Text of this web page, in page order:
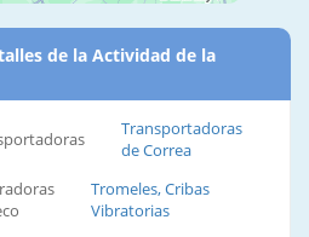
de la Actividad de la
Transportadoras
de Correa
Tromeles, Cribas
Vibratorias